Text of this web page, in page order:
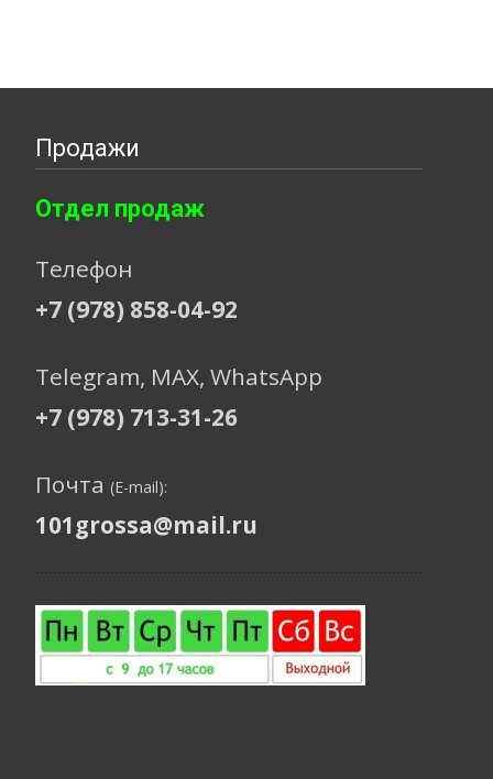
Продажи
Отдел продаж
Телефон
+7 (978) 858-04-92
Telegram, МАХ, WhatsApp
+7 (978) 713-31-26
Почта (E-mail):
101grossa@mail.ru